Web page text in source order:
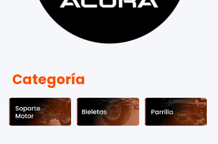
Categoría